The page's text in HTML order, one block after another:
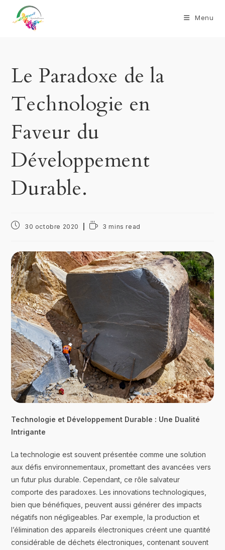
Menu
Le Paradoxe de la
Technologie en
Faveur du
Développement
Durable.
30 octobre 2020 3 mins read
Technologie et Développement Durable : Une Dualité
Intrigante
La technologie est souvent présentée comme une solution
aux défis environnementaux, promettant des avancées vers
un futur plus durable. Cependant, ce rôle salvateur
comporte des paradoxes. Les innovations technologiques,
bien que bénéfiques, peuvent aussi générer des impacts
négatifs non négligeables. Par exemple, la production et
l’élimination des appareils électroniques créent une quantité
considérable de déchets électroniques, contenant souvent